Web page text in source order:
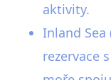
aktivity.
Inland Sea
rezervace